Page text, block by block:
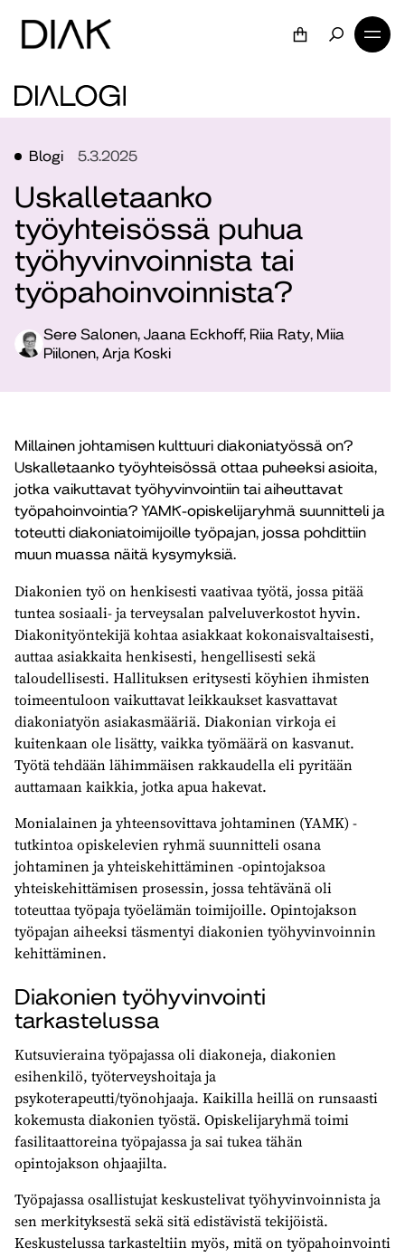
Blogi 5.3.2025
Uskalletaanko
työyhteisössä puhua
työhyvinvoinnista tai
työpahoinvoinnista?
Sere Salonen, Jaana Eckhoff, Riia Raty, Miia
Piilonen, Arja Koski
Millainen johtamisen kulttuuri diakoniatyössä on?
Uskalletaanko työyhteisössä ottaa puheeksi asioita,
jotka vaikuttavat työhyvinvointiin tai aiheuttavat
työpahoinvointia? YAMK-opiskelijaryhmä suunnitteli ja
toteutti diakoniatoimijoille työpajan, jossa pohdittiin
muun muassa näitä kysymyksiä.
Diakonien työ on henkisesti vaativaa työtä, jossa pitää
tuntea sosiaali- ja terveysalan palveluverkostot hyvin.
Diakonityöntekijä kohtaa asiakkaat kokonaisvaltaisesti,
auttaa asiakkaita henkisesti, hengellisesti sekä
taloudellisesti. Hallituksen eritysesti köyhien ihmisten
toimeentuloon vaikuttavat leikkaukset kasvattavat
diakoniatyön asiakasmääriä. Diakonian virkoja ei
kuitenkaan ole lisätty, vaikka työmäärä on kasvanut.
Työtä tehdään lähimmäisen rakkaudella eli pyritään
auttamaan kaikkia, jotka apua hakevat.
Monialainen ja yhteensovittava johtaminen (YAMK) -
tutkintoa opiskelevien ryhmä suunnitteli osana
johtaminen ja yhteiskehittäminen -opintojaksoa
yhteiskehittämisen prosessin, jossa tehtävänä oli
toteuttaa työpaja työelämän toimijoille. Opintojakson
työpajan aiheeksi täsmentyi diakonien työhyvinvoinnin
kehittäminen.
Diakonien työhyvinvointi
tarkastelussa
Kutsuvieraina työpajassa oli diakoneja, diakonien
esihenkilö, työterveyshoitaja ja
psykoterapeutti/työnohjaaja. Kaikilla heillä on runsaasti
kokemusta diakonien työstä. Opiskelijaryhmä toimi
fasilitaattoreina työpajassa ja sai tukea tähän
opintojakson ohjaajilta.
Työpajassa osallistujat keskustelivat työhyvinvoinnista ja
sen merkityksestä sekä sitä edistävistä tekijöistä.
Keskustelussa tarkasteltiin myös, mitä on työpahoinvointi